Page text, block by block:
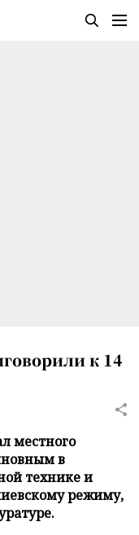
к 14
местного
в
технике и
режиму,